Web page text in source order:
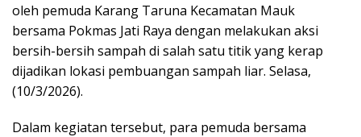
oleh pemuda Karang Taruna Kecamatan Mauk
bersama Pokmas Jati Raya dengan melakukan aksi
bersih-bersih sampah di salah satu titik yang kerap
dijadikan lokasi pembuangan sampah liar. Selasa,
(10/3/2026).
Dalam kegiatan tersebut, para pemuda bersama